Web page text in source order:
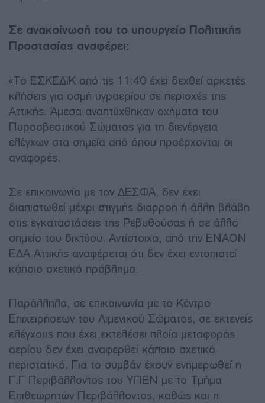
Σε ανακοίνωσή του το υπουργείο Πολιτικής
Προστασίας αναφέρει:
«Το ΕΣΚΕΔΙΚ από τις 11:40 έχει δεχθεί αρκετές
κλήσεις για οσμή υγραερίου σε περιοχές της
Αττικής. Άμεσα αναπτύχθηκαν οχήματα του
Πυροσβεστικού Σώματος για τη διενέργεια
ελέγχων στα σημεία από όπου προέρχονται οι
αναφορές.
Σε επικοινωνία με τον ΔΕΣΦΑ, δεν έχει
διαπιστωθεί μέχρι στιγμής διαρροή ή άλλη βλάβη
στις εγκαταστάσεις της Ρεβυθούσας ή σε άλλο
σημείο του δικτύου. Αντίστοιχα, από την ΕΝΑΟΝ
ΕΔΑ Αττικής αναφέρεται ότι δεν έχει εντοπιστεί
κάποιο σχετικό πρόβλημα.
Παράλληλα, σε επικοινωνία με το Κέντρο
Επιχειρήσεων του Λιμενικού Σώματος, σε εκτενείς
ελέγχους που έχει εκτελέσει πλοία μεταφοράς
αερίου δεν έχει αναφερθεί κάποιο σχετικό
περιστατικό. Για το συμβάν έχουν ενημερωθεί η
Γ.Γ Περιβάλλοντος του ΥΠΕΝ με το Τμήμα
Επιθεωρητών Περιβάλλοντος, καθώς και η